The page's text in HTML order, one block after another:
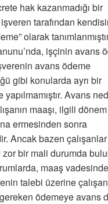
hak kazanmadığı bir
tarafından
olarak
işçinin avans
avans ödeme
gibi konularda ayrı bir
Avans
maaşı, ilgili
ermesinden sonra
Ancak bazen çalışanlar
bir mali durumda
maaş
talebi üzerine
ödemeye avans